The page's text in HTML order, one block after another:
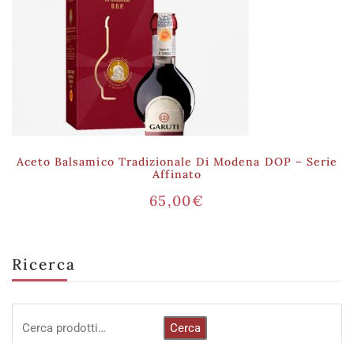
Ricerca
Cerca
Aceto Balsamico Tradizionale Di Modena DOP – Serie
Affinato
65,00€